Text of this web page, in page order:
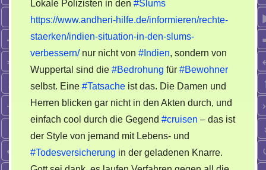
Lokale Polizisten in den #Slums
https://www.andheri-hilfe.de/informieren/rechte-
staerken/indien-situation-in-den-slums-
verbessern/nur nicht von #Indien, sondern von
Wuppertal sind die #Bedrohung für #Bewohner
selbst. Eine #Tatsache ist das. Die Damen und
Herren blicken gar nicht in den Akten durch, und
einfach cool durch die Gegend #cruisen – das ist
der Style von jemand mit Lebens- und
#Todesversicherung in der geladenen Knarre.